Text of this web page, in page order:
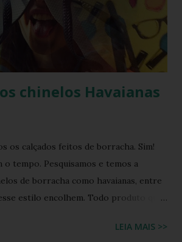
limitadas e edições especiais de
conhecida por seus esforços
social e ambiental, a havaianas
chinelos Havaianas
os calçados feitos de borracha. Sim!
o tempo. Pesquisamos e temos a
de borracha como havaianas, entre
estilo encolhem. Todo produto que
do frio, ou seja, durante o processo
LEIA MAIS >>